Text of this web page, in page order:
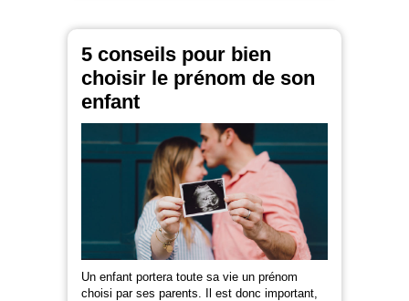
5 conseils pour bien
choisir le prénom de son
enfant
Un enfant portera toute sa vie un prénom
choisi par ses parents. Il est donc important,